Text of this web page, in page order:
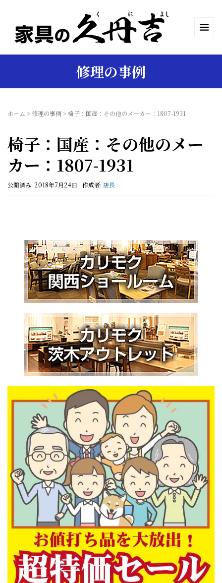
修理の事例
ホーム > 修理の事例 > 椅子：国産：その他のメーカー：1807-1931
椅子：国産：その他のメー
カー：1807-1931
公開済み: 2018年7月24日 作成者: 店長